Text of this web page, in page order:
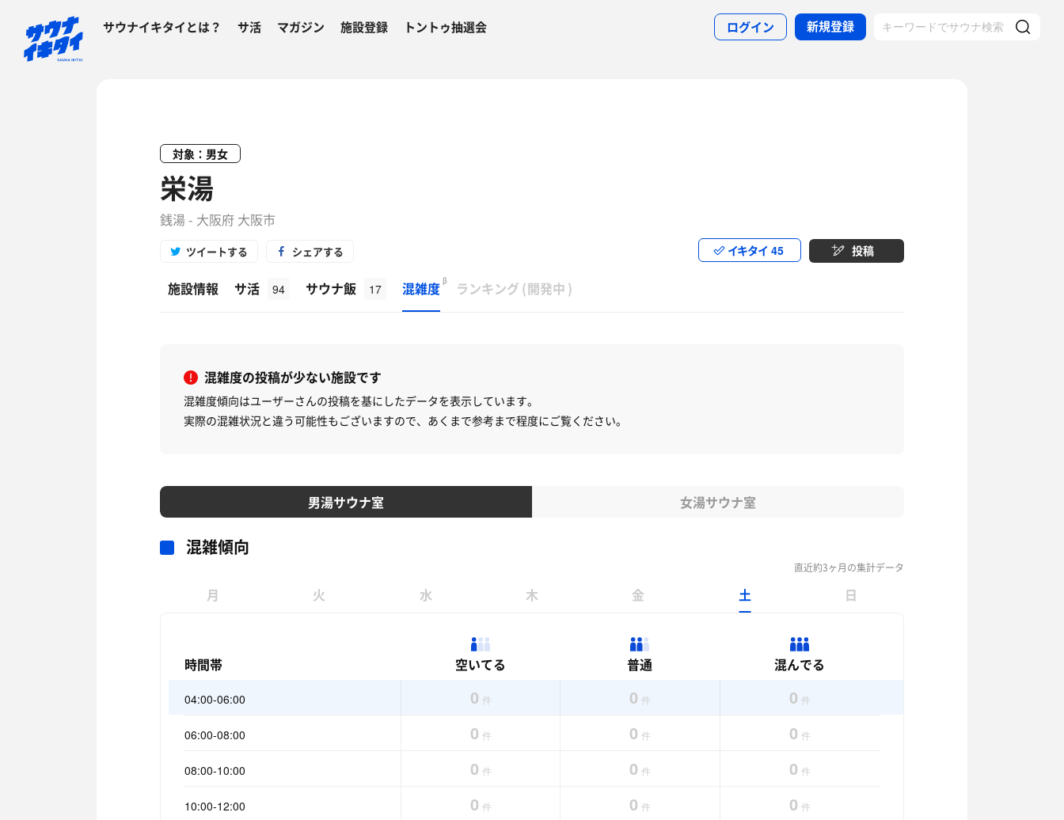
サウナイキタイとは？ サ活 マガジン 施設登録 トントゥ抽選会 ログイン 新規登録
対象：男女
栄湯
銭湯 - 大阪府 大阪市
ツイートする シェアする イキタイ 45 投稿
施設情報 サ活 94 サウナ飯 17 混雑度 β ランキング (開発中 )
混雑度の投稿が少ない施設です
混雑度傾向はユーザーさんの投稿を基にしたデータを表示しています。
実際の混雑状況と違う可能性もございますので、あくまで参考まで程度にご覧ください。
男湯サウナ室 女湯サウナ室
混雑傾向
直近約3ヶ月の集計データ
月 火 水 木 金 土 日
時間帯 空いてる 普通 混んでる
04:00-06:00 0 件 0 件 0 件
06:00-08:00 0 件 0 件 0 件
08:00-10:00 0 件 0 件 0 件
10:00-12:00 0 件 0 件 0 件